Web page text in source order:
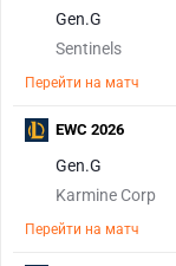
Gen.G
Sentinels
Перейти на матч
Gen.G
Karmine Corp
Перейти на матч
EWC 2026